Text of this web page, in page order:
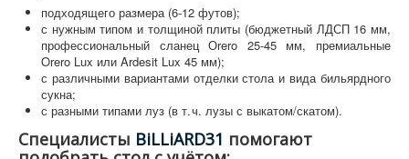
подходящего размера (6-12 футов);
с нужным типом и толщиной плиты (бюджетный ЛДСП 16 мм,
профессиональный сланец Оrero 25-45 мм, премиальные
Orero Lux или Ardesit Lux 45 мм);
с различными вариантами отделки стола и вида бильярдного
сукна;
с разными типами луз (в т. ч. лузы с выкатом/скатом).
Специалисты BiLLiARD31 помогают